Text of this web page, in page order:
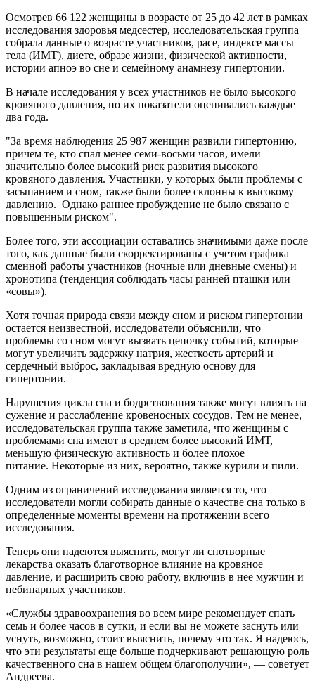
Осмотрев 66 122 женщины в возрасте от 25 до 42 лет в рамках
исследования здоровья медсестер, исследовательская группа
собрала данные о возрасте участников, расе, индексе массы
тела (ИМТ), диете, образе жизни, физической активности,
истории апноэ во сне и семейному анамнезу гипертонии.
В начале исследования у всех участников не было высокого
кровяного давления, но их показатели оценивались каждые
два года.
"За время наблюдения 25 987 женщин развили гипертонию,
причем те, кто спал менее семи-восьми часов, имели
значительно более высокий риск развития высокого
кровяного давления. Участники, у которых были проблемы с
засыпанием и сном, также были более склонны к высокому
давлению. Однако раннее пробуждение не было связано с
повышенным риском".
Более того, эти ассоциации оставались значимыми даже после
того, как данные были скорректированы с учетом графика
сменной работы участников (ночные или дневные смены) и
хронотипа (тенденция соблюдать часы ранней пташки или
«совы»).
Хотя точная природа связи между сном и риском гипертонии
остается неизвестной, исследователи объяснили, что
проблемы со сном могут вызвать цепочку событий, которые
могут увеличить задержку натрия, жесткость артерий и
сердечный выброс, закладывая вредную основу для
гипертонии.
Нарушения цикла сна и бодрствования также могут влиять на
сужение и расслабление кровеносных сосудов. Тем не менее,
исследовательская группа также заметила, что женщины с
проблемами сна имеют в среднем более высокий ИМТ,
меньшую физическую активность и более плохое
питание. Некоторые из них, вероятно, также курили и пили.
Одним из ограничений исследования является то, что
исследователи могли собирать данные о качестве сна только в
определенные моменты времени на протяжении всего
исследования.
Теперь они надеются выяснить, могут ли снотворные
лекарства оказать благотворное влияние на кровяное
давление, и расширить свою работу, включив в нее мужчин и
небинарных участников.
«Службы здравоохранения во всем мире рекомендует спать
семь и более часов в сутки, и если вы не можете заснуть или
уснуть, возможно, стоит выяснить, почему это так. Я надеюсь,
что эти результаты еще больше подчеркивают решающую роль
качественного сна в нашем общем благополучии», — советует
Андреева.